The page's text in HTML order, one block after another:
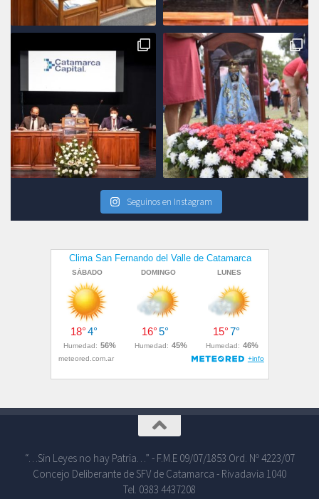
Seguinos en Instagram
“…Sin Leyes no hay Patria…” - F.M.E 09/07/1853 Ord. Nº 4223/07
Concejo Deliberante de SFV de Catamarca - Rivadavia 1040
Tel. 0383 4437208